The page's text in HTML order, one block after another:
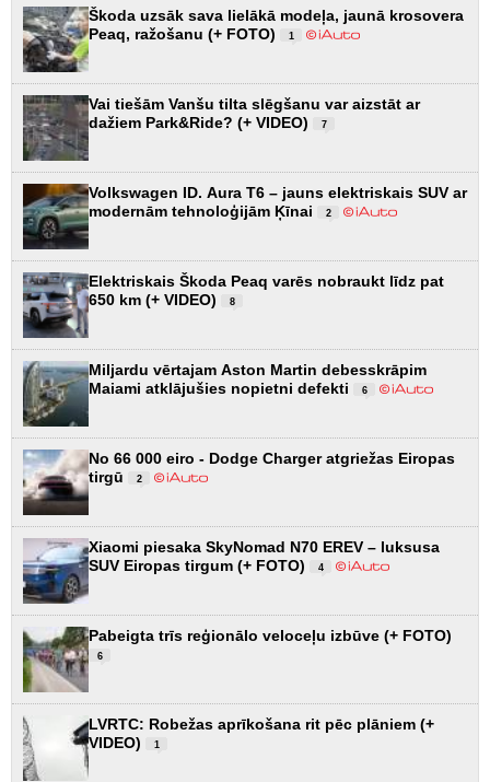
Škoda uzsāk sava lielākā modeļa, jaunā krosovera
Peaq, ražošanu (+ FOTO)
1
Vai tiešām Vanšu tilta slēgšanu var aizstāt ar
dažiem Park&Ride? (+ VIDEO)
7
Volkswagen ID. Aura T6 – jauns elektriskais SUV ar
modernām tehnoloģijām Ķīnai
2
Elektriskais Škoda Peaq varēs nobraukt līdz pat
650 km (+ VIDEO)
8
Miljardu vērtajam Aston Martin debesskrāpim
Maiami atklājušies nopietni defekti
6
No 66 000 eiro - Dodge Charger atgriežas Eiropas
tirgū
2
Xiaomi piesaka SkyNomad N70 EREV – luksusa
SUV Eiropas tirgum (+ FOTO)
4
Pabeigta trīs reģionālo veloceļu izbūve (+ FOTO)
6
LVRTC: Robežas aprīkošana rit pēc plāniem (+
VIDEO)
1